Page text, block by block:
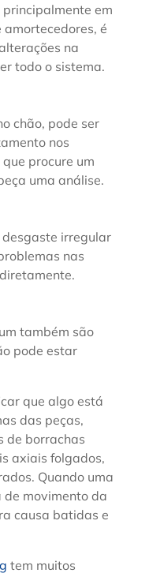
em
é
na
todo o sistema.
chão, pode ser
nos
procure um
uma análise.
desgaste irregular
nas
também são
pode estar
que algo está
das peças,
de borrachas
axiais folgados,
Quando uma
de movimento da
causa batidas e
tem muitos